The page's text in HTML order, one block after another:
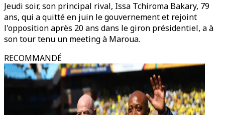
Jeudi soir, son principal rival, Issa Tchiroma Bakary, 79
ans, qui a quitté en juin le gouvernement et rejoint
l'opposition après 20 ans dans le giron présidentiel, a à
son tour tenu un meeting à Maroua.
RECOMMANDÉ